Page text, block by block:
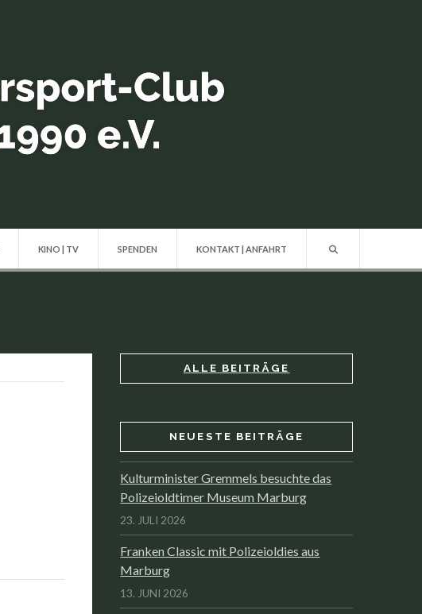
KINO | TV SPENDEN KONTAKT | ANFAHRT
ALLE BEITRÄGE
NEUESTE BEITRÄGE
Kulturminister Gremmels besuchte das
Polizeioldtimer Museum Marburg
23. JULI 2026
Franken Classic mit Polizeioldies aus
Marburg
13. JUNI 2026